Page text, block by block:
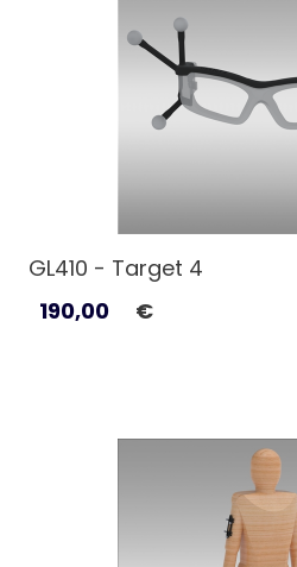
GL410 - Target 4
190,00
€